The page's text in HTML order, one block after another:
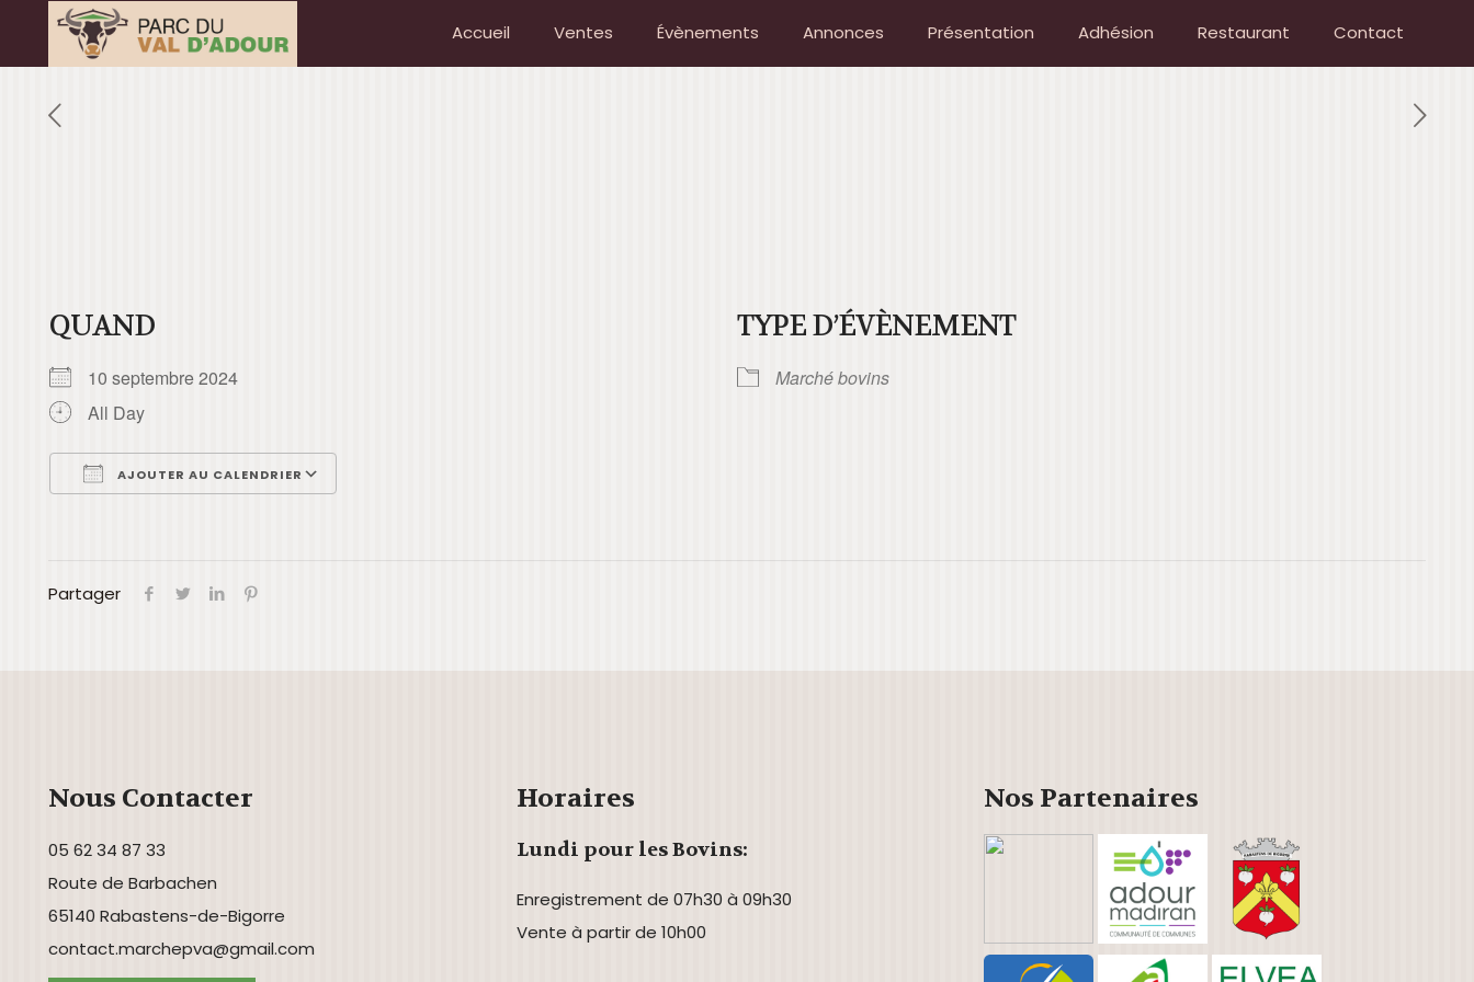
Accueil Ventes Évènements Annonces Présentation Adhésion Restaurant Contact
QUAND
10 septembre 2024
All Day
AJOUTER AU CALENDRIER
TYPE D’ÉVÈNEMENT
Marché bovins
Partager
Nous Contacter
05 62 34 87 33
Route de Barbachen
65140 Rabastens-de-Bigorre
contact.marchepva@gmail.com
Horaires
Lundi pour les Bovins:
Enregistrement de 07h30 à 09h30
Vente à partir de 10h00
Nos Partenaires